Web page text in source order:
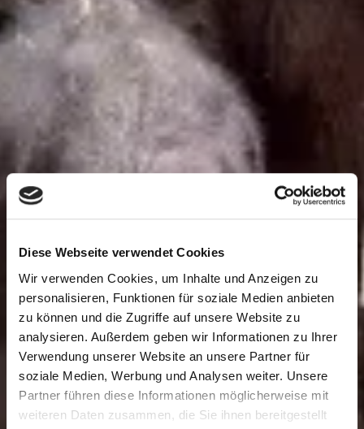
Diese Webseite verwendet Cookies
Wir verwenden Cookies, um Inhalte und Anzeigen zu
personalisieren, Funktionen für soziale Medien anbieten
zu können und die Zugriffe auf unsere Website zu
analysieren. Außerdem geben wir Informationen zu Ihrer
Verwendung unserer Website an unsere Partner für
soziale Medien, Werbung und Analysen weiter. Unsere
Partner führen diese Informationen möglicherweise mit
weiteren Daten zusammen, die Sie ihnen bereitgestellt